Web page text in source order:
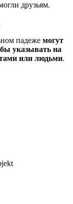
друзьям.
падеже могут
указывать на
или людьми.